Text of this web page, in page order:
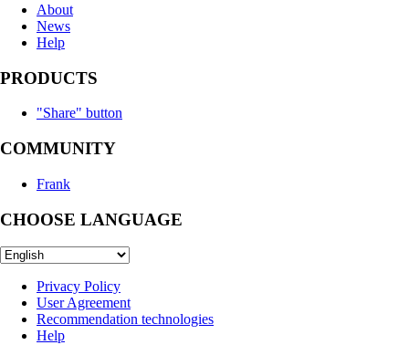
About
News
Help
PRODUCTS
"Share" button
COMMUNITY
Frank
CHOOSE LANGUAGE
Privacy Policy
User Agreement
Recommendation technologies
Help